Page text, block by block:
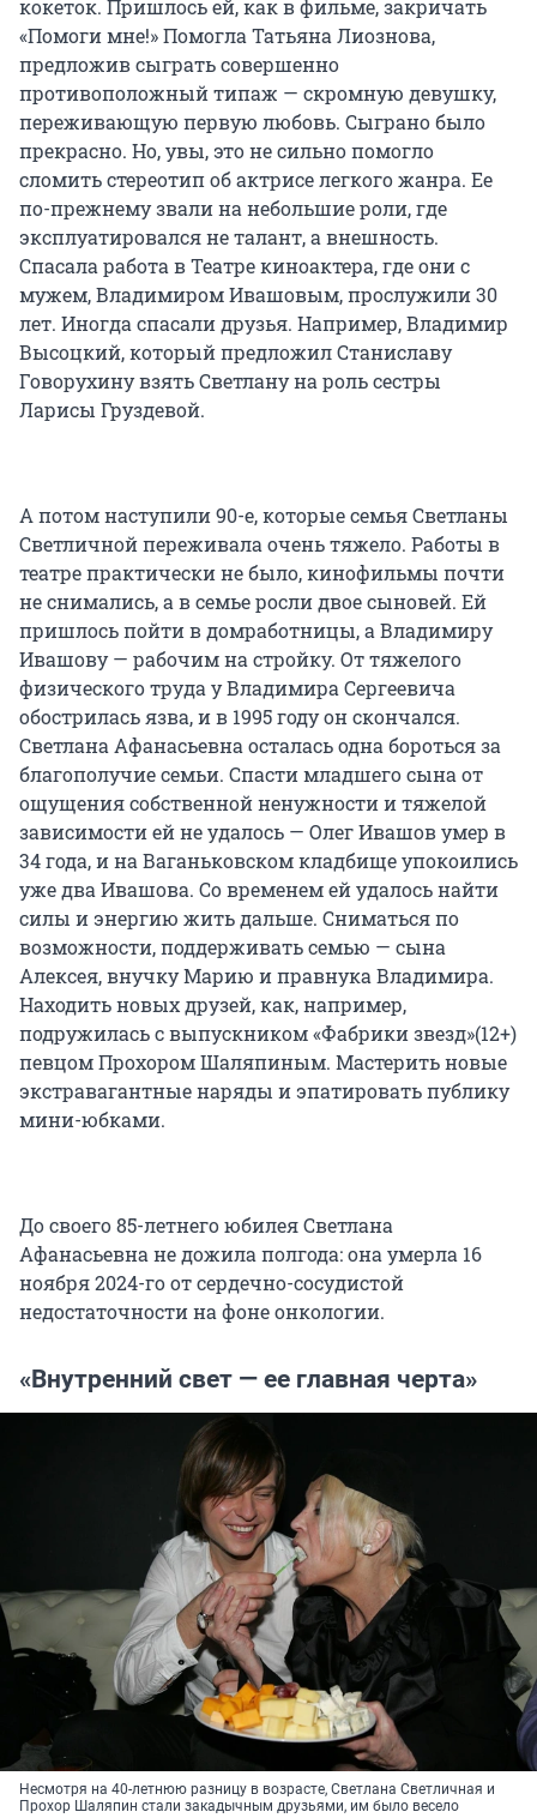
кокеток. Пришлось ей, как в фильме, закричать
«Помоги мне!» Помогла Татьяна Лиознова,
предложив сыграть совершенно
противоположный типаж — скромную девушку,
переживающую первую любовь. Сыграно было
прекрасно. Но, увы, это не сильно помогло
сломить стереотип об актрисе легкого жанра. Ее
по-прежнему звали на небольшие роли, где
эксплуатировался не талант, а внешность.
Спасала работа в Театре киноактера, где они с
мужем, Владимиром Ивашовым, прослужили 30
лет. Иногда спасали друзья. Например, Владимир
Высоцкий, который предложил Станиславу
Говорухину взять Светлану на роль сестры
Ларисы Груздевой.
А потом наступили 90-е, которые семья Светланы
Светличной переживала очень тяжело. Работы в
театре практически не было, кинофильмы почти
не снимались, а в семье росли двое сыновей. Ей
пришлось пойти в домработницы, а Владимиру
Ивашову — рабочим на стройку. От тяжелого
физического труда у Владимира Сергеевича
обострилась язва, и в 1995 году он скончался.
Светлана Афанасьевна осталась одна бороться за
благополучие семьи. Спасти младшего сына от
ощущения собственной ненужности и тяжелой
зависимости ей не удалось — Олег Ивашов умер в
34 года, и на Ваганьковском кладбище упокоились
уже два Ивашова. Со временем ей удалось найти
силы и энергию жить дальше. Сниматься по
возможности, поддерживать семью — сына
Алексея, внучку Марию и правнука Владимира.
Находить новых друзей, как, например,
подружилась с выпускником «Фабрики звезд»(12+)
певцом Прохором Шаляпиным. Мастерить новые
экстравагантные наряды и эпатировать публику
мини-юбками.
До своего 85-летнего юбилея Светлана
Афанасьевна не дожила полгода: она умерла 16
ноября 2024-го от сердечно-сосудистой
недостаточности на фоне онкологии.
«Внутренний свет — ее главная черта»
Несмотря на 40-летнюю разницу в возрасте, Светлана Светличная и
Прохор Шаляпин стали закадычным друзьями, им было весело